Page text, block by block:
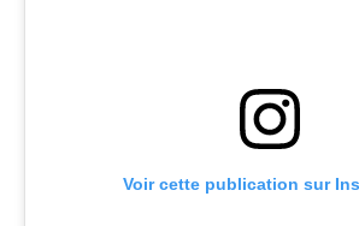
Voir cette publication sur